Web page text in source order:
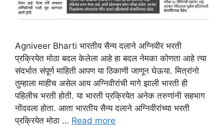
Agniveer Bharti भारतीय सैन्य दलाने अग्निवीर भरती
प्रक्रियेत मोठा बदल केलेला आहे हा बदल नेमका कोणता आहे त्या
संदर्भात संपूर्ण माहिती आपण या ठिकाणी जाणून घेऊया. मित्रांनो
तुम्हाला माहीच असेल आय अग्निवीरांची मागे झाली भारती ही
पहिलीच भरती होती. या भारती प्रक्रियेत अनेक तरुणांनी सहभाग
नोंदवला होता. आता भारतीय सैन्य दलाने अग्निवीरांच्या भरती
प्रक्रियेत मोठा … Read more